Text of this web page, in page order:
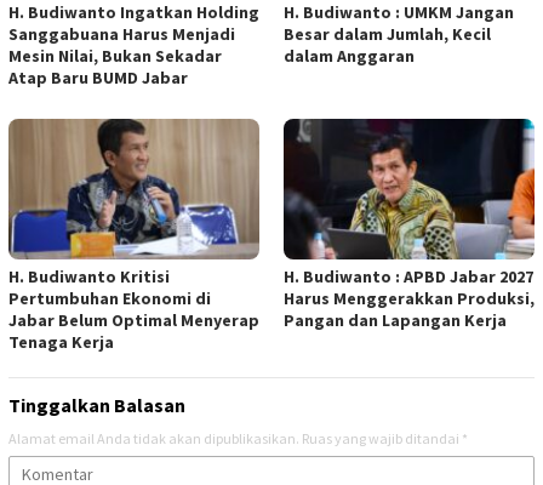
H. Budiwanto Ingatkan Holding
Sanggabuana Harus Menjadi
Mesin Nilai, Bukan Sekadar
Atap Baru BUMD Jabar
H. Budiwanto : UMKM Jangan
Besar dalam Jumlah, Kecil
dalam Anggaran
H. Budiwanto Kritisi
Pertumbuhan Ekonomi di
Jabar Belum Optimal Menyerap
Tenaga Kerja
H. Budiwanto : APBD Jabar 2027
Harus Menggerakkan Produksi,
Pangan dan Lapangan Kerja
Tinggalkan Balasan
Alamat email Anda tidak akan dipublikasikan. Ruas yang wajib ditandai *